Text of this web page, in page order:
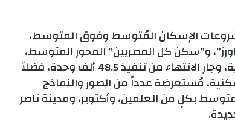
الإسكان المُتوسط وفوق المتوسط،
و”سكن كل المصريين” المحور المتوسط،
فقد تم الانتهاء من تنفيذ 171 ألف وحدة سكنية، وجار الانتهاء من تنفيذ 48.5 ألف وحدة، فضلاً
تنفيذ 70 ألف وحدة سكنية، مُستعرضة عدداً من الصور والنماذج
بكلٍ من العلمين، وأكتوبر، ومدينة ناصر